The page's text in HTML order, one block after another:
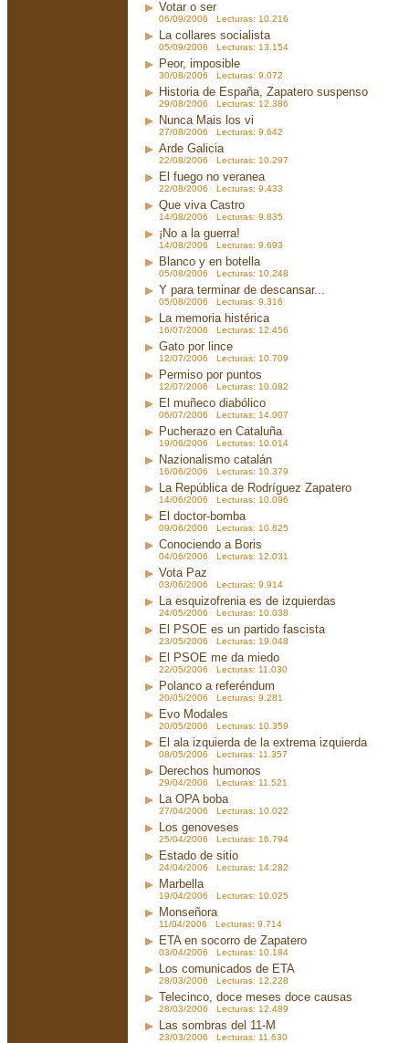
Votar o ser
06/09/2006 Lecturas: 10.216
La collares socialista
05/09/2006 Lecturas: 13.154
Peor, imposible
30/08/2006 Lecturas: 9.072
Historia de España, Zapatero suspenso
29/08/2006 Lecturas: 12.386
Nunca Mais los vi
27/08/2006 Lecturas: 9.642
Arde Galicia
22/08/2006 Lecturas: 10.297
El fuego no veranea
22/08/2006 Lecturas: 9.433
Que viva Castro
14/08/2006 Lecturas: 9.835
¡No a la guerra!
14/08/2006 Lecturas: 9.693
Blanco y en botella
05/08/2006 Lecturas: 10.248
Y para terminar de descansar...
05/08/2006 Lecturas: 9.316
La memoria histérica
16/07/2006 Lecturas: 12.456
Gato por lince
12/07/2006 Lecturas: 10.709
Permiso por puntos
12/07/2006 Lecturas: 10.082
El muñeco diabólico
06/07/2006 Lecturas: 14.007
Pucherazo en Cataluña
19/06/2006 Lecturas: 10.014
Nazionalismo catalán
16/06/2006 Lecturas: 10.379
La República de Rodríguez Zapatero
14/06/2006 Lecturas: 10.096
El doctor-bomba
09/06/2006 Lecturas: 10.825
Conociendo a Boris
04/06/2006 Lecturas: 12.031
Vota Paz
03/06/2006 Lecturas: 9.914
La esquizofrenia es de izquierdas
24/05/2006 Lecturas: 10.038
El PSOE es un partido fascista
23/05/2006 Lecturas: 19.048
El PSOE me da miedo
22/05/2006 Lecturas: 11.030
Polanco a referéndum
20/05/2006 Lecturas: 9.281
Evo Modales
20/05/2006 Lecturas: 10.359
El ala izquierda de la extrema izquierda
08/05/2006 Lecturas: 11.357
Derechos humonos
29/04/2006 Lecturas: 11.521
La OPA boba
27/04/2006 Lecturas: 10.022
Los genoveses
25/04/2006 Lecturas: 16.794
Estado de sitio
24/04/2006 Lecturas: 14.282
Marbella
19/04/2006 Lecturas: 10.025
Monseñora
11/04/2006 Lecturas: 9.714
ETA en socorro de Zapatero
03/04/2006 Lecturas: 10.184
Los comunicados de ETA
28/03/2006 Lecturas: 12.228
Telecinco, doce meses doce causas
28/03/2006 Lecturas: 12.489
Las sombras del 11-M
23/03/2006 Lecturas: 11.630